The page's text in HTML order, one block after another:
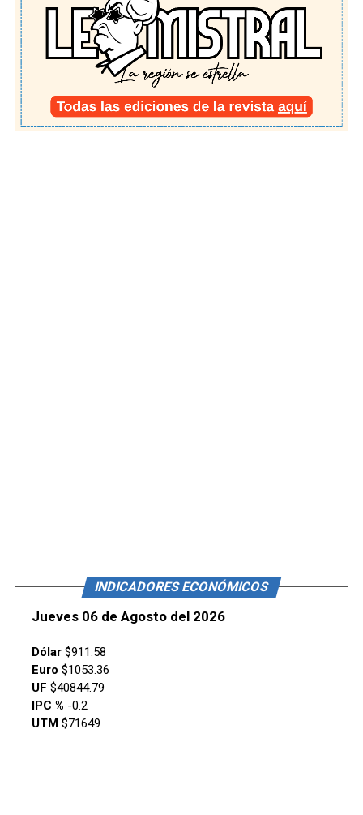
INDICADORES ECONÓMICOS
Jueves 06 de Agosto del 2026
Dólar$911.58
Euro $1053.36
UF $40844.79
IPC % -0.2
UTM $71649